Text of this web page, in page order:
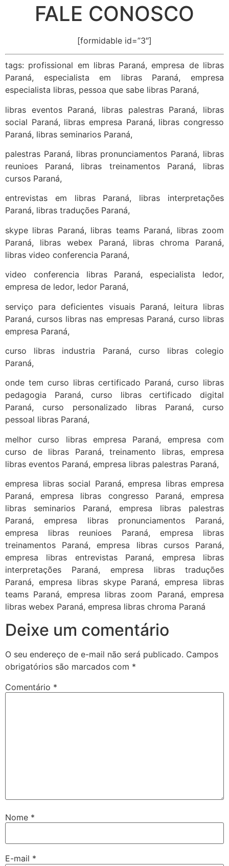
FALE CONOSCO
[formidable id=”3″]
tags: profissional em libras Paraná, empresa de libras
Paraná, especialista em libras Paraná, empresa
especialista libras, pessoa que sabe libras Paraná,
libras eventos Paraná, libras palestras Paraná, libras
social Paraná, libras empresa Paraná, libras congresso
Paraná, libras seminarios Paraná,
palestras Paraná, libras pronunciamentos Paraná, libras
reunioes Paraná, libras treinamentos Paraná, libras
cursos Paraná,
entrevistas em libras Paraná, libras interpretações
Paraná, libras traduções Paraná,
skype libras Paraná, libras teams Paraná, libras zoom
Paraná, libras webex Paraná, libras chroma Paraná,
libras video conferencia Paraná,
video conferencia libras Paraná, especialista ledor,
empresa de ledor, ledor Paraná,
serviço para deficientes visuais Paraná, leitura libras
Paraná, cursos libras nas empresas Paraná, curso libras
empresa Paraná,
curso libras industria Paraná, curso libras colegio
Paraná,
onde tem curso libras certificado Paraná, curso libras
pedagogia Paraná, curso libras certificado digital
Paraná, curso personalizado libras Paraná, curso
pessoal libras Paraná,
melhor curso libras empresa Paraná, empresa com
curso de libras Paraná, treinamento libras, empresa
libras eventos Paraná, empresa libras palestras Paraná,
empresa libras social Paraná, empresa libras empresa
Paraná, empresa libras congresso Paraná, empresa
libras seminarios Paraná, empresa libras palestras
Paraná, empresa libras pronunciamentos Paraná,
empresa libras reunioes Paraná, empresa libras
treinamentos Paraná, empresa libras cursos Paraná,
empresa libras entrevistas Paraná, empresa libras
interpretações Paraná, empresa libras traduções
Paraná, empresa libras skype Paraná, empresa libras
teams Paraná, empresa libras zoom Paraná, empresa
libras webex Paraná, empresa libras chroma Paraná
Deixe um comentário
O seu endereço de e-mail não será publicado. Campos
obrigatórios são marcados com *
Comentário *
Nome *
E-mail *